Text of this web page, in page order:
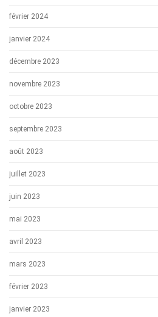
février 2024
janvier 2024
décembre 2023
novembre 2023
octobre 2023
septembre 2023
août 2023
juillet 2023
juin 2023
mai 2023
avril 2023
mars 2023
février 2023
janvier 2023